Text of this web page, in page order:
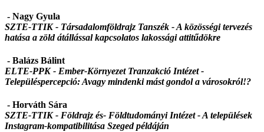
- Nagy Gyula
SZTE-TTIK - Társadalomföldrajz Tanszék -A közösségi tervezés
hatása a zöld átállással kapcsolatos lakossági attitűdökre
- Balázs Bálint
ELTE-PPK - Ember-Környezet Tranzakció Intézet -
Településpercepció: Avagy mindenki mást gondol a városokról!?
- Horváth Sára
SZTE-TTIK - Földrajz és- Földtudományi Intézet - A települések
Instagram-kompatibilitása Szeged példáján